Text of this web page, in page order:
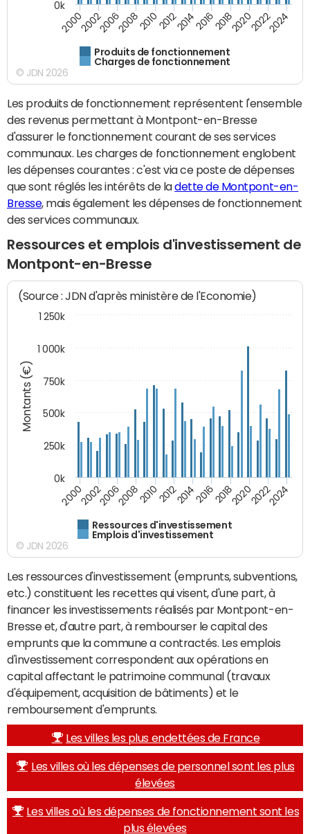
Produits de fonctionnement
Charges de fonctionnement
200020022006200820102012201420162018202020222024
0k
© JDN 2026
Les produits de fonctionnement représentent l'ensemble
des revenus permettant à Montpont-en-Bresse
d'assurer le fonctionnement courant de ses services
communaux. Les charges de fonctionnement englobent
les dépenses courantes : c'est via ce poste de dépenses
que sont réglés les intérêts de ladette de Montpont-en-
Bresse, mais également les dépenses de fonctionnement
des services communaux.
Ressources et emplois d'investissement de
Montpont-en-Bresse
Montants (€)
(Source : JDN d'après ministère de l'Economie)
Ressources d'investissement
Emplois d'investissement
200020022006200820102012201420162018202020222024
0k
250k
500k
750k
1 000k
1 250k
© JDN 2026
Les ressources d'investissement (emprunts, subventions,
etc.) constituent les recettes qui visent, d'une part, à
financer les investissements réalisés par Montpont-en-
Bresse et, d'autre part, à rembourser le capital des
emprunts que la commune a contractés. Les emplois
d'investissement correspondent aux opérations en
capital affectant le patrimoine communal (travaux
d'équipement, acquisition de bâtiments) et le
remboursement d'emprunts.
Les villes les plus endettées de France
Les villes où les dépenses de personnel sont les plus
élevées
Les villes où les dépenses de fonctionnement sont les
plus élevées